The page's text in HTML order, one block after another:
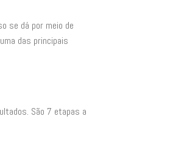
se dá por meio de
das principais
São 7 etapas a